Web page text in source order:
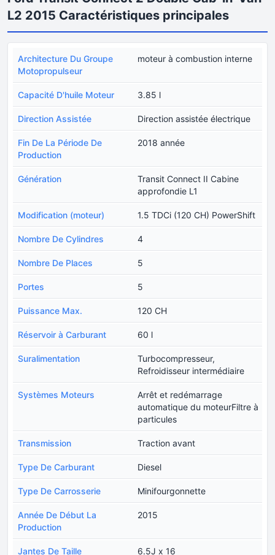
L2 2015 Caractéristiques principales
Architecture Du Groupe
Motopropulseur
moteur à combustion interne
Capacité D'huile Moteur 3.85 l
Direction Assistée Direction assistée électrique
Fin De La Période De
Production
2018 année
Génération
Transit Connect II Cabine
approfondie L1
Modification (moteur) 1.5 TDCi (120 CH) PowerShift
Nombre De Cylindres 4
Nombre De Places 5
Portes 5
Puissance Max. 120 CH
Réservoir à Carburant 60 l
Suralimentation
Turbocompresseur,
Refroidisseur intermédiaire
Systèmes Moteurs
Arrêt et redémarrage
automatique du moteurFiltre à
particules
Transmission Traction avant
Type De Carburant Diesel
Type De Carrosserie Minifourgonnette
Année De Début La
Production
2015
Jantes De Taille 6.5J x 16